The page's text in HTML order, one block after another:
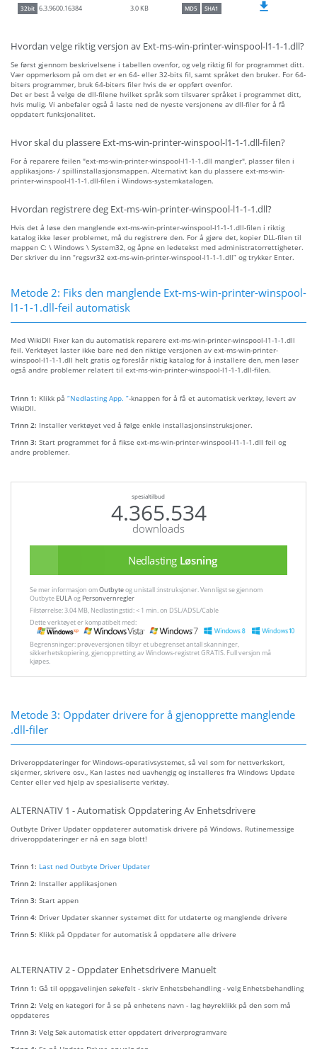
32bit 6.3.9600.16384 3.0 KB MD5 SHA1
Hvordan velge riktig versjon av Ext-ms-win-printer-winspool-l1-1-1.dll?
Se først gjennom beskrivelsene i tabellen ovenfor, og velg riktig fil for programmet ditt.
Vær oppmerksom på om det er en 64- eller 32-bits fil, samt språket den bruker. For 64-
biters programmer, bruk 64-biters filer hvis de er oppført ovenfor.
Det er best å velge de dll-filene hvilket språk som tilsvarer språket i programmet ditt,
hvis mulig. Vi anbefaler også å laste ned de nyeste versjonene av dll-filer for å få
oppdatert funksjonalitet.
Hvor skal du plassere Ext-ms-win-printer-winspool-l1-1-1.dll-filen?
For å reparere feilen "ext-ms-win-printer-winspool-l1-1-1.dll mangler", plasser filen i
applikasjons- / spillinstallasjonsmappen. Alternativt kan du plassere ext-ms-win-
printer-winspool-l1-1-1.dll-filen i Windows-systemkatalogen.
Hvordan registrere deg Ext-ms-win-printer-winspool-l1-1-1.dll?
Hvis det å løse den manglende ext-ms-win-printer-winspool-l1-1-1.dll-filen i riktig
katalog ikke løser problemet, må du registrere den. For å gjøre det, kopier DLL-filen til
mappen C: \ Windows \ System32, og åpne en ledetekst med administratorrettigheter.
Der skriver du inn “regsvr32 ext-ms-win-printer-winspool-l1-1-1.dll” og trykker Enter.
Metode 2: Fiks den manglende Ext-ms-win-printer-winspool-
l1-1-1.dll-feil automatisk
Med WikiDll Fixer kan du automatisk reparere ext-ms-win-printer-winspool-l1-1-1.dll
feil. Verktøyet laster ikke bare ned den riktige versjonen av ext-ms-win-printer-
winspool-l1-1-1.dll helt gratis og foreslår riktig katalog for å installere den, men løser
også andre problemer relatert til ext-ms-win-printer-winspool-l1-1-1.dll-filen.
Trinn 1: Klikk på “Nedlasting App. ”-knappen for å få et automatisk verktøy, levert av
WikiDll.
Trinn 2: Installer verktøyet ved å følge enkle installasjonsinstruksjoner.
Trinn 3: Start programmet for å fikse ext-ms-win-printer-winspool-l1-1-1.dll feil og
andre problemer.
spesialtilbud
4.365.534
downloads
Nedlasting Løsning
Se mer informasjon omOutbyteog unistall :instruksjoner. Vennligst se gjennom
Outbyte EULAog Personvernregler
Filstørrelse: 3.04 MB, Nedlastingstid: < 1 min. on DSL/ADSL/Cable
Dette verktøyet er kompatibelt med:
Begrensninger: prøveversjonen tilbyr et ubegrenset antall skanninger,
sikkerhetskopiering, gjenoppretting av Windows-registret GRATIS. Full versjon må
kjøpes.
Metode 3: Oppdater drivere for å gjenopprette manglende
.dll-filer
Driveroppdateringer for Windows-operativsystemet, så vel som for nettverkskort,
skjermer, skrivere osv., Kan lastes ned uavhengig og installeres fra Windows Update
Center eller ved hjelp av spesialiserte verktøy.
ALTERNATIV 1 - Automatisk Oppdatering Av Enhetsdrivere
Outbyte Driver Updater oppdaterer automatisk drivere på Windows. Rutinemessige
driveroppdateringer er nå en saga blott!
Trinn 1: Last ned Outbyte Driver Updater
Trinn 2: Installer applikasjonen
Trinn 3: Start appen
Trinn 4: Driver Updater skanner systemet ditt for utdaterte og manglende drivere
Trinn 5: Klikk på Oppdater for automatisk å oppdatere alle drivere
ALTERNATIV 2 - Oppdater Enhetsdrivere Manuelt
Trinn 1: Gå til oppgavelinjen søkefelt - skriv Enhetsbehandling - velg Enhetsbehandling
Trinn 2: Velg en kategori for å se på enhetens navn - lag høyreklikk på den som må
oppdateres
Trinn 3: Velg Søk automatisk etter oppdatert driverprogramvare